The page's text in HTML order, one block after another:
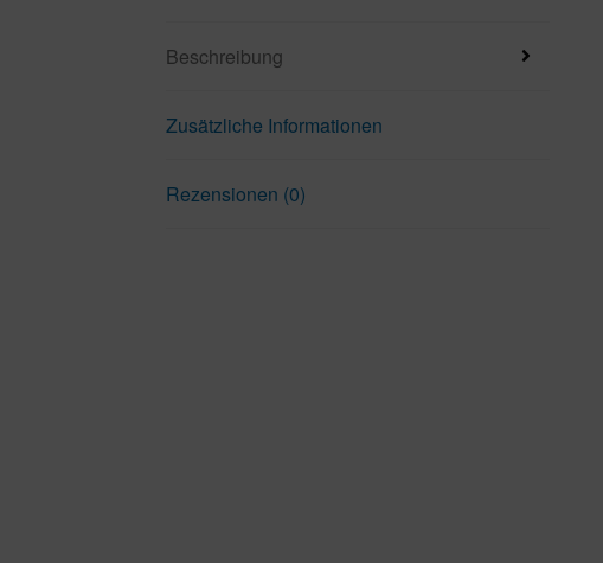
Beschreibung
Zusätzliche Informationen
Rezensionen (0)